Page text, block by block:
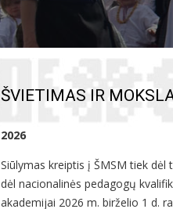
ŠVIETIMAS IR
2026
Siūlymas kreiptis į ŠMSM tiek
dėl nacionalinės pedagogų
akademijai 2026 m. birželio 1 d.